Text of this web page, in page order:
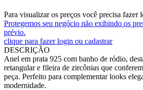
Para visualizar os preços você precisa fazer
Protegemos seu negócio não exibindo os
prévio.
clique para fazer login ou cadastrar
DESCRIÇÃO
Anel em prata 925 com banho de ródio,
retangular e fileira de zircônias que
peça. Perfeito para complementar looks
modernidade.